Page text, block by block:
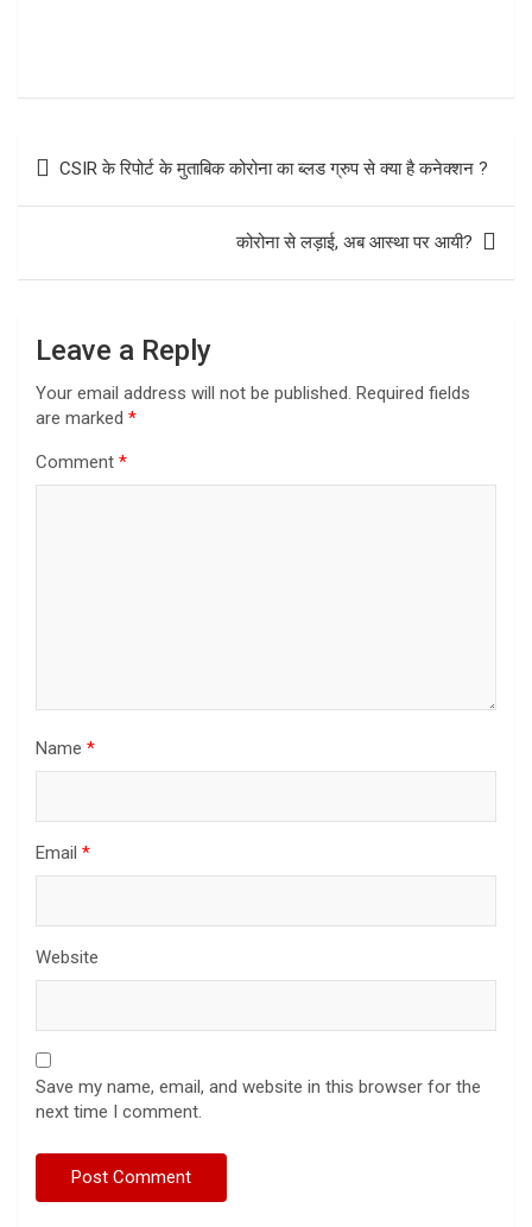
CSIR के रिपोर्ट के मुताबिक कोरोना का ब्लड ग्रुप से क्या है कनेक्शन ?
कोरोना से लड़ाई, अब आस्था पर आयी?
Leave a Reply
Your email address will not be published. Required fields
are marked *
Comment *
Name *
Email *
Website
Save my name, email, and website in this browser for the
next time I comment.